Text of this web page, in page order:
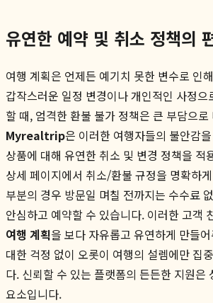
유연한 예약 및 취소 정책의
여행 계획은 언제든 예기치 못한 변수로 인
갑작스러운 일정 변경이나 개인적인 사정
할 때, 엄격한 환불 불가 정책은 큰 부담으
Myrealtrip은 이러한 여행자들의 불안감
상품에 대해 유연한 취소 및 변경 정책을 적
상세 페이지에서 취소/환불 규정을 명확하
부분의 경우 방문일 며칠 전까지는 수수료
안심하고 예약할 수 있습니다. 이러한 고객
여행 계획을 보다 자유롭고 유연하게 만들
대한 걱정 없이 오롯이 여행의 설렘에만 집
다. 신뢰할 수 있는 플랫폼의 든든한 지원은
요소입니다.